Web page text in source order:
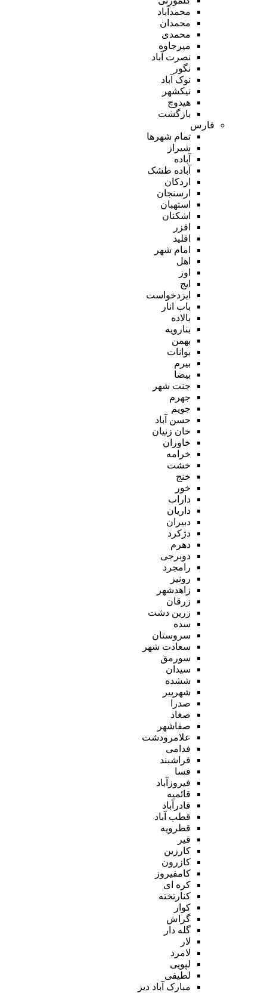
محمدآباد
محمدان
محمدی
میرجاوه
نصرت آباد
نگور
نوک آباد
نیکشهر
هیدوچ
بازگشت
فارس
تمام شهر‌ها
شیراز
آباده
آباده طشک
اردکان
ارسنجان
استهبان
اشکنان
افزر
اقلید
امام شهر
اهل
اوز
ایج
ایزدخواست
باب انار
بالاده
بنارویه
بهمن
بوانات
بیرم
بیضا
جنت شهر
جهرم
جویم
حسن آباد
خان زنیان
خاوران
خرامه
خشت
خنج
خور
داراب
داریان
دبیران
دژکرد
دهرم
دوبرجی
رامجرد
رونیز
زاهدشهر
زرقان
زرین دشت
سده
سروستان
سعادت شهر
سورمق
سیدان
ششده
شهرپیر
صدرا
صغاد
صفاشهر
علامرودشت
فدامی
فراشبند
فسا
فیروزآباد
قائمیه
قادرآباد
قطب آباد
قطرویه
قیر
کارزین
کازرون
کامفیروز
کره ای
کنارتخته
کوار
گراش
گله دار
لار
لامرد
لپویی
لطیفی
مبارک آباد دیز